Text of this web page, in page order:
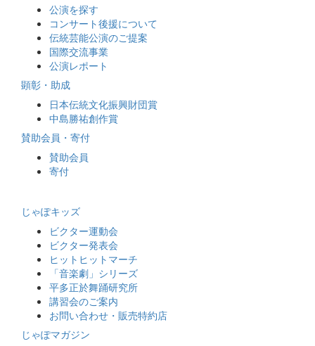
公演を探す
コンサート後援について
伝統芸能公演のご提案
国際交流事業
公演レポート
顕彰・助成
日本伝統文化振興財団賞
中島勝祐創作賞
賛助会員・寄付
賛助会員
寄付
じゃぽキッズ
ビクター運動会
ビクター発表会
ヒットヒットマーチ
「音楽劇」シリーズ
平多正於舞踊研究所
講習会のご案内
お問い合わせ・販売特約店
じゃぽマガジン